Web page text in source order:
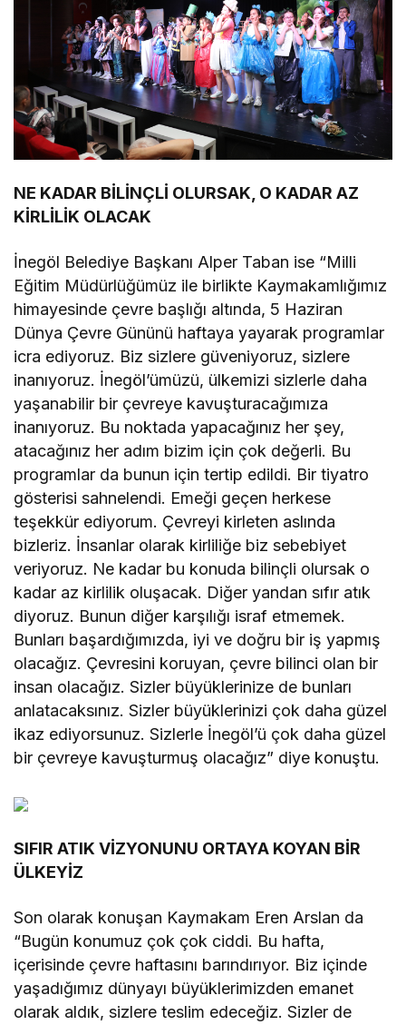
NE KADAR BİLİNÇLİ OLURSAK, O KADAR AZ
KİRLİLİK OLACAK
İnegöl Belediye Başkanı Alper Taban ise “Milli
Eğitim Müdürlüğümüz ile birlikte Kaymakamlığımız
himayesinde çevre başlığı altında, 5 Haziran
Dünya Çevre Gününü haftaya yayarak programlar
icra ediyoruz. Biz sizlere güveniyoruz, sizlere
inanıyoruz. İnegöl’ümüzü, ülkemizi sizlerle daha
yaşanabilir bir çevreye kavuşturacağımıza
inanıyoruz. Bu noktada yapacağınız her şey,
atacağınız her adım bizim için çok değerli. Bu
programlar da bunun için tertip edildi. Bir tiyatro
gösterisi sahnelendi. Emeği geçen herkese
teşekkür ediyorum. Çevreyi kirleten aslında
bizleriz. İnsanlar olarak kirliliğe biz sebebiyet
veriyoruz. Ne kadar bu konuda bilinçli olursak o
kadar az kirlilik oluşacak. Diğer yandan sıfır atık
diyoruz. Bunun diğer karşılığı israf etmemek.
Bunları başardığımızda, iyi ve doğru bir iş yapmış
olacağız. Çevresini koruyan, çevre bilinci olan bir
insan olacağız. Sizler büyüklerinize de bunları
anlatacaksınız. Sizler büyüklerinizi çok daha güzel
ikaz ediyorsunuz. Sizlerle İnegöl’ü çok daha güzel
bir çevreye kavuşturmuş olacağız” diye konuştu.
SIFIR ATIK VİZYONUNU ORTAYA KOYAN BİR
ÜLKEYİZ
Son olarak konuşan Kaymakam Eren Arslan da
“Bugün konumuz çok çok ciddi. Bu hafta,
içerisinde çevre haftasını barındırıyor. Biz içinde
yaşadığımız dünyayı büyüklerimizden emanet
olarak aldık, sizlere teslim edeceğiz. Sizler de